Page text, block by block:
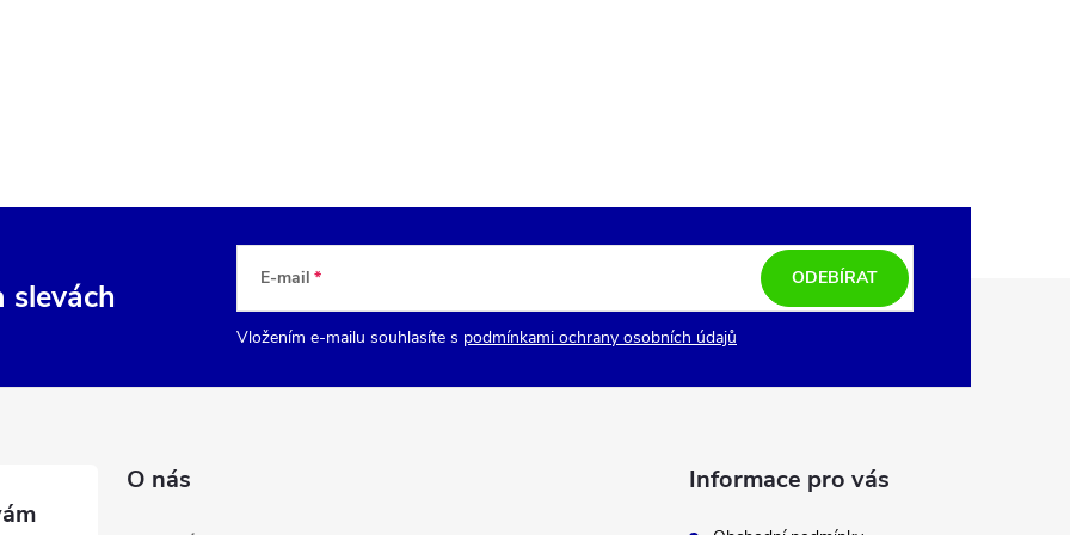
slevách E-mail
Vložením e-mailu souhlasíte s podmínkami ochrany osobních údajů
ODEBÍRAT
O nás Informace pro vás